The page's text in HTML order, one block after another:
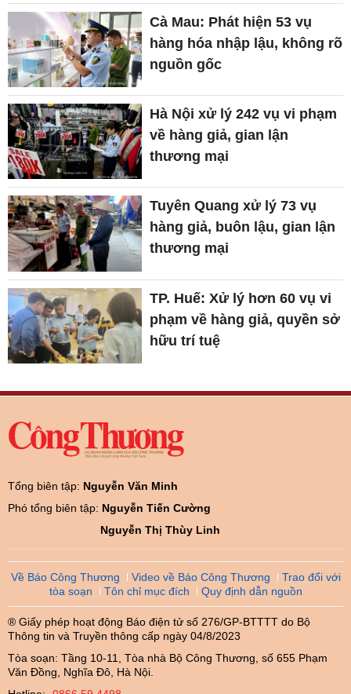
Cà Mau: Phát hiện 53 vụ
hàng hóa nhập lậu, không rõ
nguồn gốc
Hà Nội xử lý 242 vụ vi phạm
về hàng giả, gian lận
thương mại
Tuyên Quang xử lý 73 vụ
hàng giả, buôn lậu, gian lận
thương mại
TP. Huế: Xử lý hơn 60 vụ vi
phạm về hàng giả, quyền sở
hữu trí tuệ
Tổng biên tập: Nguyễn Văn Minh
Phó tổng biên tập: Nguyễn Tiến Cường
Nguyễn Thị Thùy Linh
Về Báo Công Thương Video về Báo Công Thương
Trao đổi với
tòa soạn
Tôn chỉ mục đích Quy định dẫn nguồn
® Giấy phép hoạt động Báo điện tử số 276/GP-BTTTT do Bộ
Thông tin và Truyền thông cấp ngày 04/8/2023
Tòa soạn: Tầng 10-11, Tòa nhà Bộ Công Thương, số 655 Phạm
Văn Đồng, Nghĩa Đô, Hà Nội.